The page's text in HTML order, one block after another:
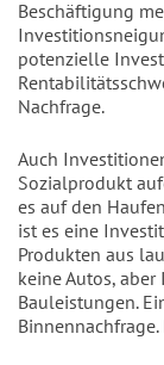
Beschäftigung
potenzielle
Nachfrage.
Auch
Sozialprodukt
es auf den
ist es eine
Produkten aus
keine Autos,
Bauleistungen.